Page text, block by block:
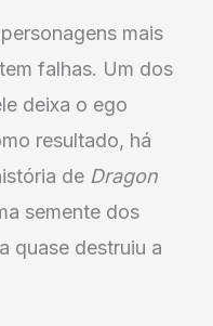
mais
falhas. Um dos
deixa o ego
resultado, há
de Dragon
semente dos
quase destruiu a